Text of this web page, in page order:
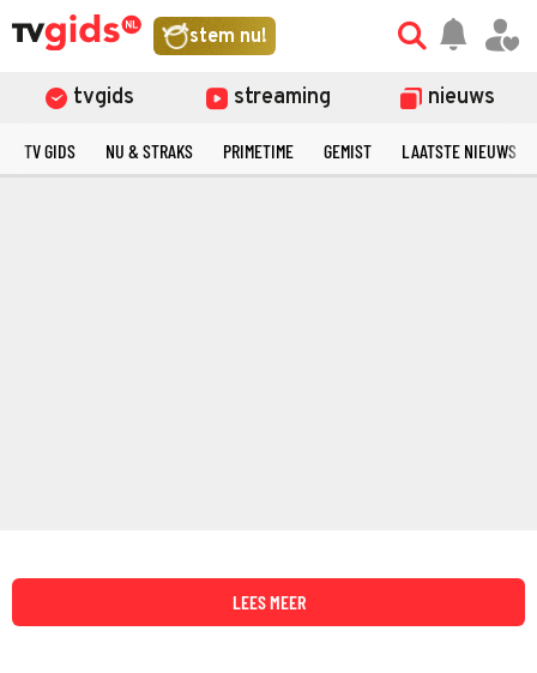
stem nu!
tvgids streaming nieuws
TV GIDS NU & STRAKS PRIMETIME GEMIST LAATSTE NIEUWS
LEES MEER